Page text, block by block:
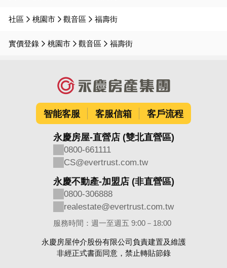
社區 桃園市 觀音區 福壽街
實價登錄 桃園市 觀音區 福壽街
智能客服 客服信箱 客戶流程
永慶房屋-直營店 (雙北直營區)
0800-661111
CS@evertrust.com.tw
永慶不動產-加盟店 (非直營區)
0800-306888
realestate@evertrust.com.tw
服務時間：週一至週五 9:00－18:00
永慶房屋仲介股份有限公司負責建置及維護
非經正式書面同意，禁止轉貼節錄